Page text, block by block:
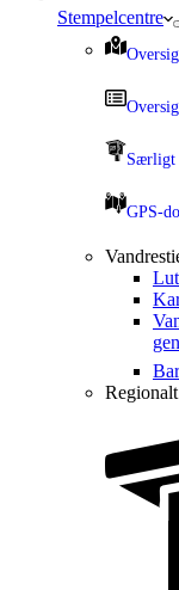
Stempelcentre
Særligt
GPS-